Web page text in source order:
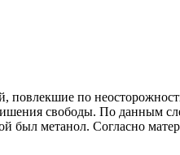
повлекшие по
свободы. По данным
был метанол. Согласно